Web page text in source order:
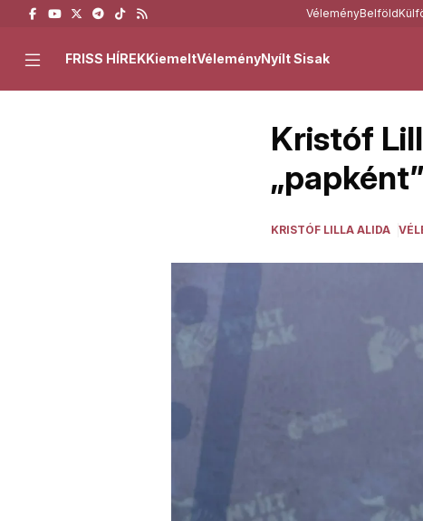
VéleményBelföld
FRISS HÍREKKiemeltVéleményNyílt Sisak
Kristóf
KRISTÓF LILLA ALIDA